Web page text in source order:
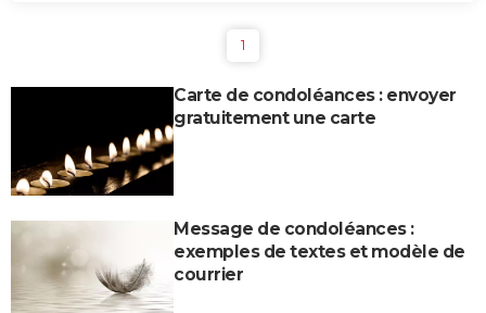
1
Carte de condoléances : envoyer
gratuitement une carte
Message de condoléances :
exemples de textes et modèle de
courrier